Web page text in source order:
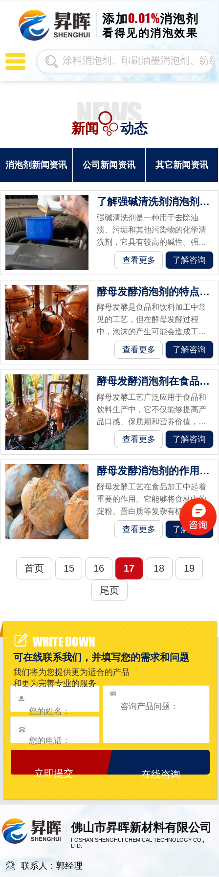
添加0.01%消泡剂
看得见的消泡效果
新闻动态
消泡剂新闻资讯 公司新闻资讯 其它新闻资讯
了解强碱清洗剂消泡剂的工作原理及应用
强碱清洗剂是一种用于去除油
渍、污垢和其他污染物的化学清
洗剂，它具有较高的碱性。强碱
清洗剂在许多工业和日常清洁应
用中被普遍使用，但其强碱性质
使其容易产生大量泡沫。为了解
决这个问题，强...
查看更多 了解咨询
酵母发酵消泡剂的特点全面解析
酵母发酵是食品和饮料加工中常
见的工艺，但在酵母发酵过程
中，泡沫的产生可能会造成工艺
难题和产品质量问题。为了解决
这一问题，酵母发酵消泡剂应运
而生。消泡剂能够破坏液体表面
张力，迅速破坏...
查看更多 了解咨询
酵母发酵消泡剂在食品加工中的妙用
酵母发酵工艺广泛应用于食品和
饮料生产中，它不仅能够提高产
品口感、保质期和营养价值，还
能赋予食品饮料丰富的香气和口
感。然而，在酵母发酵的过程
中，随着酵母代谢活动的进行，
产生的二氧化碳...
查看更多 了解咨询
酵母发酵消泡剂的作用及其在食品加工中的应用
酵母发酵工艺在食品加工中起着
重要的作用。它能够将食材中的
淀粉、蛋白质等复杂有机物转化
为二氧化碳和酒精等简单物质，
从而改善食品的质地、口感和风
个需要解决的...
查看更多 了解咨询
首页 15 16 17 18 19
尾页
佛山市昇晖新材料有限公司
FOSHAN SHENGHUI CHEMICAL TECHNOLOGY CO.,
LTD.
联系人：郭经理
WRITE DOWN
可在线联系我们，并填写您的需求和问题
我们将为您提供更为适合的产品
和更为完善专业的服务
在线咨询